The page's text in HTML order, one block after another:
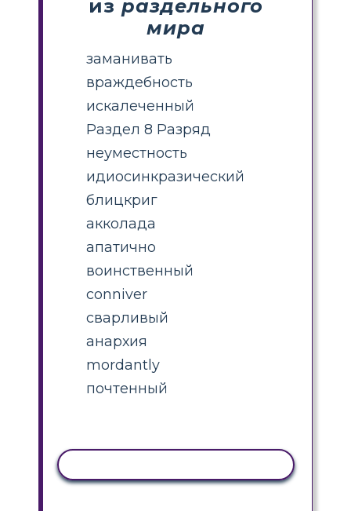
из раздельного
мира
заманивать
враждебность
искалеченный
Раздел 8 Разряд
неуместность
идиосинкразический
блицкриг
акколада
апатично
воинственный
conniver
сварливый
анархия
mordantly
почтенный